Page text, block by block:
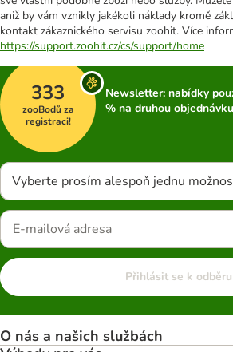
aniž by vám vznikly jakékoli náklady kromě
kontakt zákaznického servisu zoohit. Více
https://support.zoohit.cz/cs/support/home
333
zooBodů za
registraci!
Newsletter: nabídky
% na druhou
Vyberte prosím alespoň jednu
Přihlásit se k odběru
O nás a našich službách